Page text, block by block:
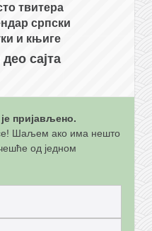
твитера
српски
и књиге
сајта
пријављено.
Шаљем ако има нешто
од једном